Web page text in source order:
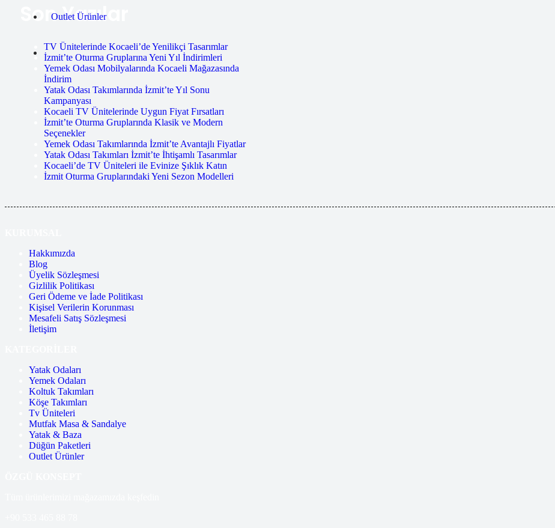
Outlet Ürünler
Son Yazılar
TV Ünitelerinde Kocaeli’de Yenilikçi Tasarımlar
İzmit’te Oturma Gruplarına Yeni Yıl İndirimleri
Yemek Odası Mobilyalarında Kocaeli Mağazasında
İndirim
Yatak Odası Takımlarında İzmit’te Yıl Sonu
Kampanyası
Kocaeli TV Ünitelerinde Uygun Fiyat Fırsatları
İzmit’te Oturma Gruplarında Klasik ve Modern
Seçenekler
Yemek Odası Takımlarında İzmit’te Avantajlı Fiyatlar
Yatak Odası Takımları İzmit’te İhtişamlı Tasarımlar
Kocaeli’de TV Üniteleri ile Evinize Şıklık Katın
İzmit Oturma Gruplarındaki Yeni Sezon Modelleri
Hakkımızda
Blog
Üyelik Sözleşmesi
Gizlilik Politikası
Geri Ödeme ve İade Politikası
Kişisel Verilerin Korunması
Mesafeli Satış Sözleşmesi
İletişim
Yatak Odaları
Yemek Odaları
Koltuk Takımları
Köşe Takımları
Tv Üniteleri
Mutfak Masa & Sandalye
Yatak & Baza
Düğün Paketleri
Outlet Ürünler